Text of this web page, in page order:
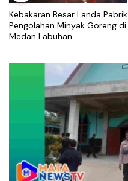
Kebakaran Besar Landa Pabrik
Pengolahan Minyak Goreng di
Medan Labuhan